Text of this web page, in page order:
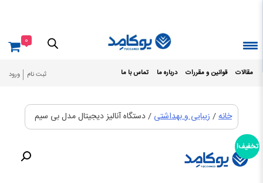
مقالات قوانین و مقررات درباره ما تماس با ما ثبت نام ورود
0
خانه/ زیبایی و بهداشتی / دستگاه آنالیز دیجیتال مدل بی سیم
تخفیف!